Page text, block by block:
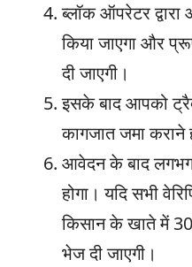
ब्लॉक ऑपरेटर
किया जाएगा और
दी जाएगी।
इसके बाद आपको
कागजात जमा कराने
आवेदन के बाद
होगा। यदि सभी
किसान के खाते में
भेज दी जाएगी।